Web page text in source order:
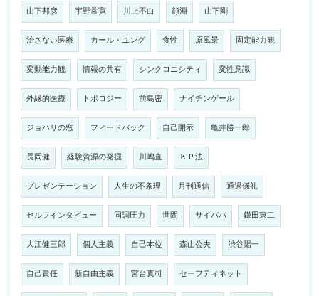
山下邦彦 宇野常寛 川上不白 顔淵 山下剛
治さない医療 カール・ユング 食性 原風景 固定能力観
変動能力観 情報の共有 シンクロニシティ 変性意識
外縁的医療 トポロジー 前島密 ナイチンゲール
ジョハリの窓 フィードバック 自己開示 亀井勝一郎
長岡健 経験資源の発掘 川嶋直 ＫＰ法
プレゼンテーション 人生の不条理 月刊通信 通過儀礼
セルフインタビュー 同調圧力 世間 サイババ 鎌田東二
大江健三郎 個人主義 自己本位 森山公夫 渋谷陽一
自己責任 新自由主義 宮台真司 セーフティネット